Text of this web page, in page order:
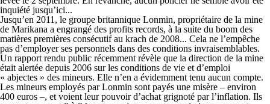
inquiété jusqu’ici...
Jusqu’en 2011, le groupe britannique Lonmin, propriétaire de la mine
de Marikana a engrangé des profits records, à la suite du boom des
matières premières consécutif au krach de 2008... Cela ne l’empêche
pas d’employer ses personnels dans des conditions invraisemblables.
Un rapport rendu public récemment révèle que la direction de la mine
était alertée depuis 2006 sur les conditions de vie et d’emploi
« abjectes » des mineurs. Elle n’en a évidemment tenu aucun compte.
Les mineurs employés par Lonmin sont payés une misère – environ
400 euros –, et voient leur pouvoir d’achat grignoté par l’inflation. Ils